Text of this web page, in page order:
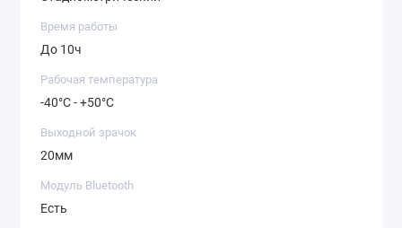
уверенного распознания объекта.
Время работы
До 10ч
Рабочая температура
-40°C - +50°C
Выходной зрачок
20мм
Модуль Bluetooth
Есть